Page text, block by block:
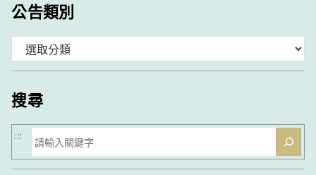
公告類別
類
搜尋
搜
尋
:::